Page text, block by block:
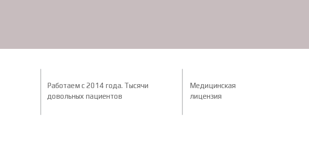
Работаем с 2014 года. Тысячи
довольных пациентов
Медицинская
лицензия